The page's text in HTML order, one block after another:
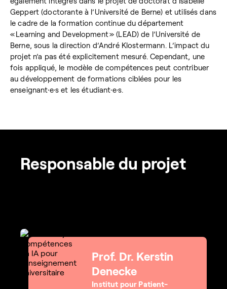
Geppert (doctorante à l’Université de Berne) et utilisés dans
le cadre de la formation continue du département
« Learning and Development » (LEAD) de l’Université de
Berne, sous la direction d’André Klostermann. L’impact du
projet n’a pas été explicitement mesuré. Cependant, une
fois appliqué, le modèle de compétences peut contribuer
au développement de formations ciblées pour les
enseignant·e·s et les étudiant·e·s.
Responsable du projet
Prof. Dr. Kerstin
Denecke
Institut pour Patient-